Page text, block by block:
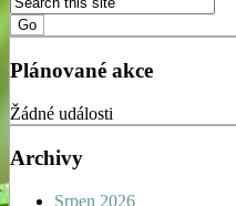
Plánované akce
Žádné události
Archivy
Srpen 2026